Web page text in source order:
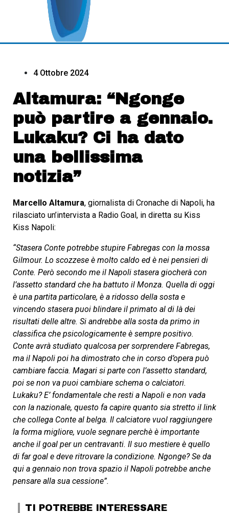
4 Ottobre 2024
Altamura: “Ngonge
può partire a gennaio.
Lukaku? Ci ha dato
una bellissima
notizia”
Marcello Altamura, giornalista di Cronache di Napoli, ha
rilasciato un’intervista a Radio Goal, in diretta su Kiss
Kiss Napoli:
“Stasera Conte potrebbe stupire Fabregas con la mossa
Gilmour. Lo scozzese è molto caldo ed è nei pensieri di
Conte. Però secondo me il Napoli stasera giocherà con
l’assetto standard che ha battuto il Monza. Quella di oggi
è una partita particolare, è a ridosso della sosta e
vincendo stasera puoi blindare il primato al di là dei
risultati delle altre. Si andrebbe alla sosta da primo in
classifica che psicologicamente è sempre positivo.
Conte avrà studiato qualcosa per sorprendere Fabregas,
ma il Napoli poi ha dimostrato che in corso d’opera può
cambiare faccia. Magari si parte con l’assetto standard,
poi se non va puoi cambiare schema o calciatori.
Lukaku? E’ fondamentale che resti a Napoli e non vada
con la nazionale, questo fa capire quanto sia stretto il link
che collega Conte al belga. Il calciatore vuol raggiungere
la forma migliore, vuole segnare perchè è importante
anche il goal per un centravanti. Il suo mestiere è quello
di far goal e deve ritrovare la condizione. Ngonge? Se da
qui a gennaio non trova spazio il Napoli potrebbe anche
pensare alla sua cessione”.
TI POTREBBE INTERESSARE